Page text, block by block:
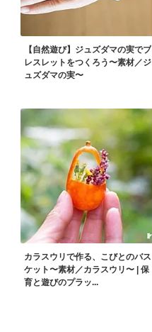
【自然遊び】ジュズダマの実でブ
レスレットをつくろう〜素材／ジ
ュズダマの実〜
カラスウリで作る、こびとのバス
ケット〜素材／カラスウリ〜 | 保
育と遊びのプラッ...